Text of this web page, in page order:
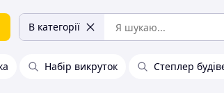
В категорії
Набір викруток Степлер